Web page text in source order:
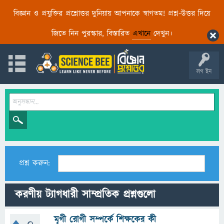
বিজ্ঞান ও প্রযুক্তির প্রশ্নোত্তর দুনিয়ায় আপনাকে স্বাগতম! প্রশ্ন-উত্তর দিয়ে
জিতে নিন পুরস্কার, বিস্তারিত এখানেদেখুন।
লগ ইন
প্রশ্ন করুন:
করণীয় ট্যাগধারী সাম্প্রতিক প্রশ্নগুলো
মৃগী রোগী সম্পর্কে শিক্ষকের কী